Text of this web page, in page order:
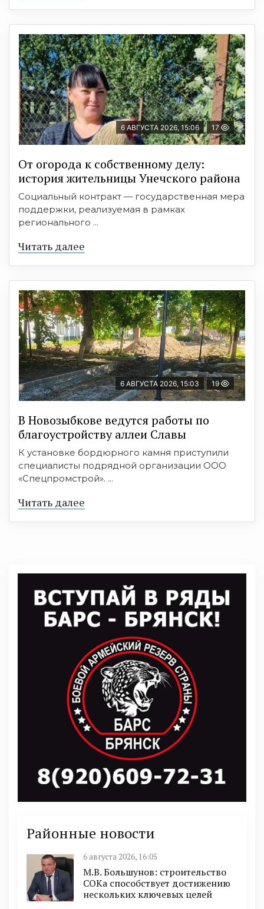
6 АВГУСТА 2026, 15:06 17
От огорода к собственному делу:
история жительницы Унечского района
Социальный контракт — государственная мера
поддержки, реализуемая в рамках
регионального ...
Читать далее
6 АВГУСТА 2026, 15:03 19
В Новозыбкове ведутся работы по
благоустройству аллеи Славы
К установке бордюрного камня приступили
специалисты подрядной организации ООО
«Спецпромстрой». ...
Читать далее
Районные новости
6 августа 2026, 16:05
М.В. Большунов: строительство
СОКа способствует достижению
нескольких ключевых целей